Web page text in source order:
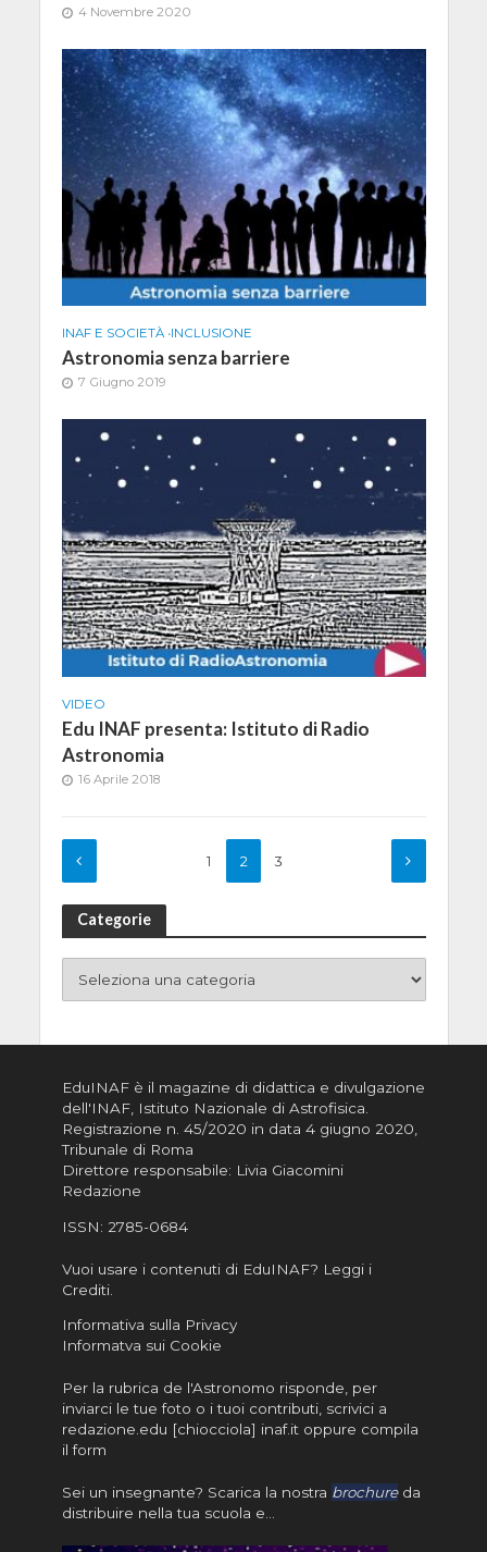
4 Novembre 2020
INAF E SOCIETÀ •INCLUSIONE
Astronomia senza barriere
7 Giugno 2019
VIDEO
Edu INAF presenta: Istituto di Radio
Astronomia
16 Aprile 2018
1 2 3
Categorie
EduINAF è il magazine di didattica e divulgazione
dell'INAF, Istituto Nazionale di Astrofisica
Registrazione n. 45/2020 in data 4 giugno 2020,
Tribunale di Roma
Direttore responsabile: Livia Giacomini
Redazione
ISSN: 2785-0684
Vuoi usare i contenuti di EduINAF? Leggi i
Crediti.
Informativa sulla Privacy
Informatva sui Cookie
Per la rubrica de l'Astronomo risponde, per
inviarci le tue foto o i tuoi contributi, scrivici a
redazione.edu [chiocciola] inaf.it oppure compila
il form
Sei un insegnante? Scarica la nostra brochureda
distribuire nella tua scuola e…